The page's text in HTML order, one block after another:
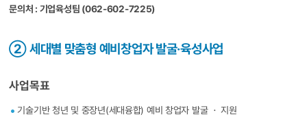
문의처 : 기업육성팀 (062-602-7225)
② 세대별 맞춤형 예비창업자 발굴·육성사업
사업목표
기술기반 청년 및 중장년(세대융합) 예비 창업자 발굴 ㆍ 지원